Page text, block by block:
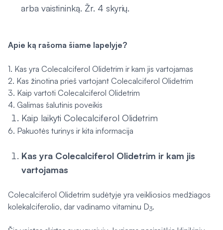
arba vaistininką. Žr. 4 skyrių.
Apie ką rašoma šiame lapelyje?
1. Kas yra Colecalciferol Olidetrim ir kam jis vartojamas
2. Kas žinotina prieš vartojant Colecalciferol Olidetrim
3. Kaip vartoti Colecalciferol Olidetrim
4. Galimas šalutinis poveikis
Kaip laikyti Colecalciferol Olidetrim
6. Pakuotės turinys ir kita informacija
Kas yra Colecalciferol Olidetrim ir kam jis
vartojamas
Colecalciferol Olidetrim sudėtyje yra veikliosios medžiagos
kolekalciferolio, dar vadinamo vitaminu D3.